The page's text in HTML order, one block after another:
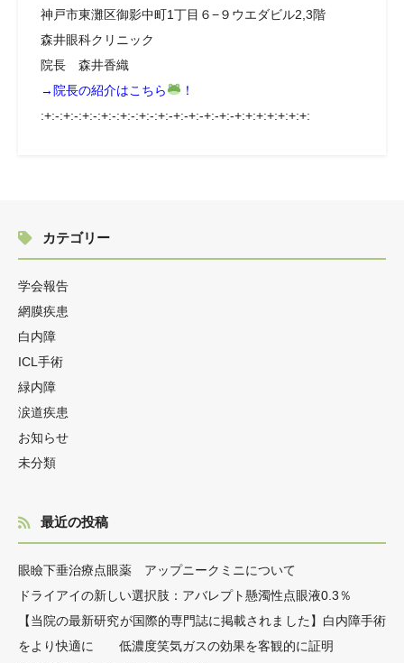
神戸市東灘区御影中町1丁目６−９ウエダビル2,3階
森井眼科クリニック
院長 森井香織
→院長の紹介はこちら
！
:+:-:+:-:+:-:+:-:+:-:+:-:+:-+:-+:-+:-+:-+:+:+:+:+:+:+:
カテゴリー
学会報告
網膜疾患
白内障
ICL手術
緑内障
涙道疾患
お知らせ
未分類
最近の投稿
眼瞼下垂治療点眼薬 アップニークミニについて
ドライアイの新しい選択肢：アバレプト懸濁性点眼液0.3％
【当院の最新研究が国際的専門誌に掲載されました】白内障手術
をより快適に 低濃度笑気ガスの効果を客観的に証明